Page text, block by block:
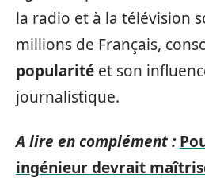
la radio et à la télévision
millions de Français,
popularité et son
journalistique.
A lire en complément :
ingénieur devrait